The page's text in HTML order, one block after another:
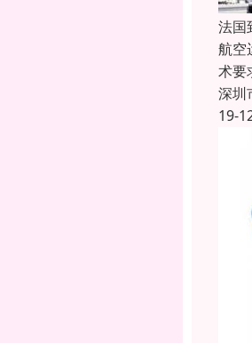
法国
航空
术要
深圳
19-